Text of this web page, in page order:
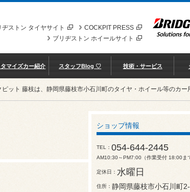
COCKPIT PRESS
ヂストン タイヤサイト
ブリヂストン ホイールサイト
マイズカー紹介 スタッフBlog ♡ 技術・サービス
ット 藤枝は、静岡県藤枝市小石川町のタイヤ・ホイール等のカー
ショップ情報
TEL 054-644-2445
AM10:30～PM7:00（作業受付 18:00ま
定休日 水曜日
住所 静岡県藤枝市小石川町